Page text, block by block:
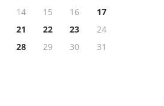
14 15 16
17
21 22 23
24
28 29 30
31